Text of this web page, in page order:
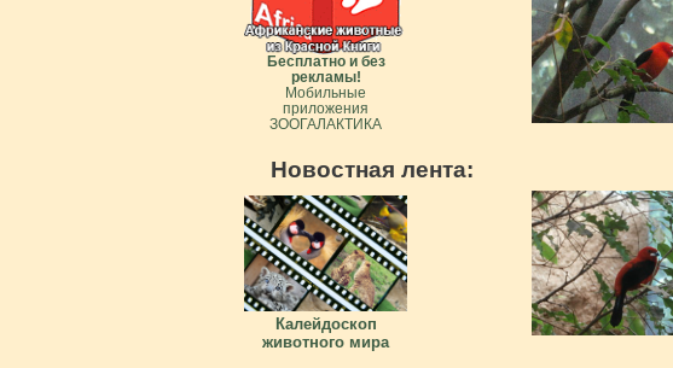
Бесплатно и без
рекламы!
Мобильные
приложения
ЗООГАЛАКТИКА
Новостная лента:
Калейдоскоп
животного мира